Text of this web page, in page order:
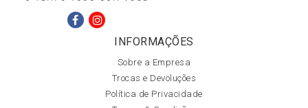
INFORMAÇÕES
Sobre a Empresa
Trocas e Devoluções
Política de Privacidade